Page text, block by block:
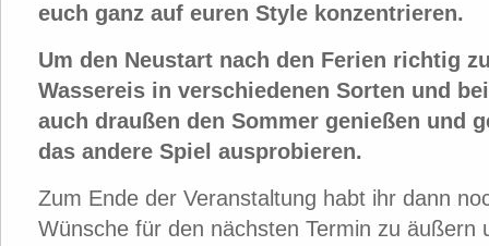
euch ganz auf euren Style konzentrieren.
Um den Neustart nach den Ferien richtig
Wassereis in verschiedenen Sorten und
auch draußen den Sommer genießen und
das andere Spiel ausprobieren.
Zum Ende der Veranstaltung habt ihr dann
Wünsche für den nächsten Termin zu äußern